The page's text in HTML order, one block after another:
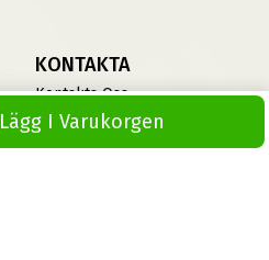
Lägg I Varukorgen
KONTAKTA
Kontakta Oss
Vinterdäck